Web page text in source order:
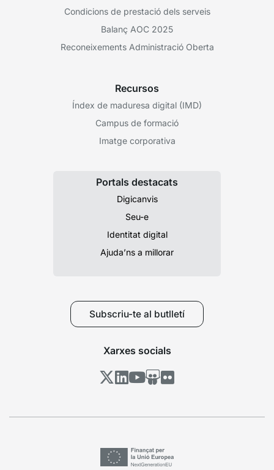
Condicions de prestació dels serveis
Balanç AOC 2025
Reconeixements Administració Oberta
Recursos
Índex de maduresa digital (IMD)
Campus de formació
Imatge corporativa
Portals destacats
Digicanvis
Seu-e
Identitat digital
Ajuda’ns a millorar
Subscriu-te al butlletí
Xarxes socials